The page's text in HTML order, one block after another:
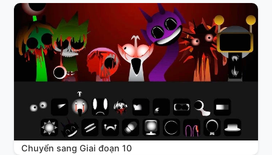
Chuyển sang Giai đoạn 10